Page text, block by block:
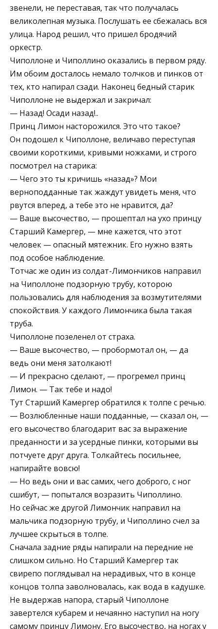
звенели, не переставая, так что получалась
великолепная музыка. Послушать ее сбежалась вся
улица. Народ решил, что пришел бродячий
оркестр.
Чиполлоне и Чиполлино оказались в первом ряду.
Им обоим досталось немало толчков и пинков от
тех, кто напирал сзади. Наконец бедный старик
Чиполлоне не выдержал и закричал:
— Назад! Осади назад!..
Принц Лимон насторожился. Это что такое?
Он подошел к Чиполлоне, величаво переступая
своими короткими, кривыми ножками, и строго
посмотрел на старика:
— Чего это ты кричишь «назад»? Мои
верноподданные так жаждут увидеть меня, что
рвутся вперед, а тебе это не нравится, да?
— Ваше высочество, — прошептал на ухо принцу
Старший Камергер, — мне кажется, что этот
человек — опасный мятежник. Его нужно взять
под особое наблюдение.
Тотчас же один из солдат-Лимончиков направил
на Чиполлоне подзорную трубу, которою
пользовались для наблюдения за возмутителями
спокойствия. У каждого Лимончика была такая
труба.
Чиполлоне позеленел от страха.
— Ваше высочество, — пробормотал он, — да
ведь они меня затолкают!
— И прекрасно сделают, — прогремел принц
Лимон. — Так тебе и надо!
Тут Старший Камергер обратился к толпе с речью.
— Возлюбленные наши подданные, — сказал он, —
его высочество благодарит вас за выражение
преданности и за усердные пинки, которыми вы
потчуете друг друга. Толкайтесь посильнее,
напирайте вовсю!
— Но ведь они и вас самих, чего доброго, с ног
сшибут, — попытался возразить Чиполлино.
Но сейчас же другой Лимончик направил на
мальчика подзорную трубу, и Чиполлино счел за
лучшее скрыться в толпе.
Сначала задние ряды напирали на передние не
слишком сильно. Но Старший Камергер так
свирепо поглядывал на нерадивых, что в конце
концов толпа заволновалась, как вода в кадушке.
Не выдержав напора, старый Чиполлоне
завертелся кубарем и нечаянно наступил на ногу
самому принцу Лимону. Его высочество, на ногах у